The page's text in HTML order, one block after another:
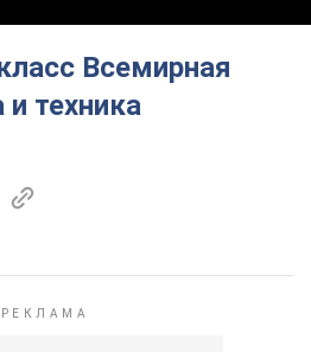
Всемирная
техника